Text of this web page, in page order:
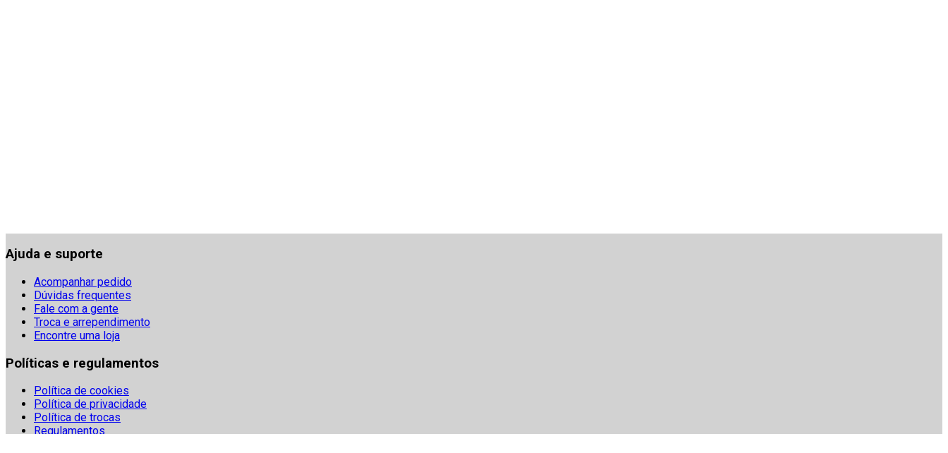
Ajuda e suporte
Acompanhar pedido
Dúvidas frequentes
Fale com a gente
Troca e arrependimento
Encontre uma loja
Políticas e regulamentos
Política de cookies
Política de privacidade
Política de trocas
Regulamentos